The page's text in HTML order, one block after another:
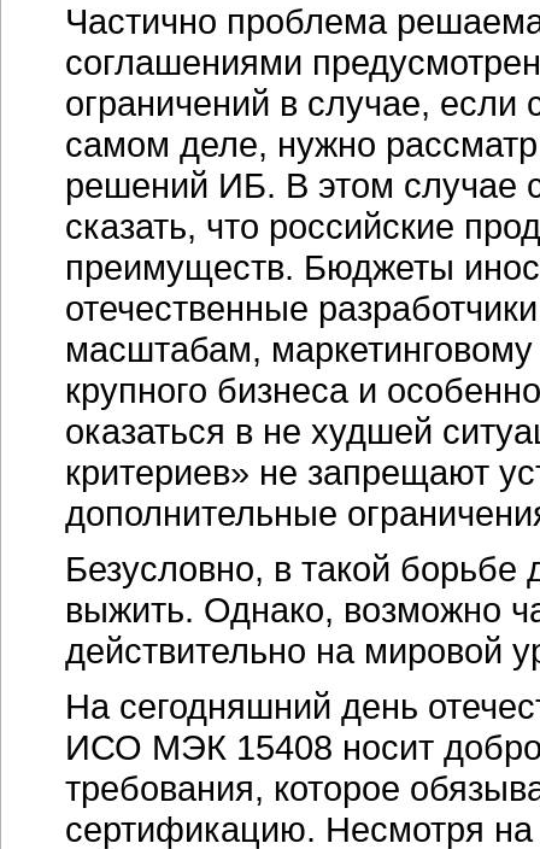
Частично проблема
соглашениями
ограничений в случае,
самом деле, нужно
решений ИБ. В этом случае
сказать, что российские
преимуществ. Бюджеты
отечественные
масштабам,
крупного бизнеса и
оказаться в не худшей
критериев» не запрещают
дополнительные
Безусловно, в такой
выжить. Однако, возможно
действительно на мировой
На сегодняшний день
ИСО МЭК 15408 носит
требования, которое
сертификацию. Несмотря